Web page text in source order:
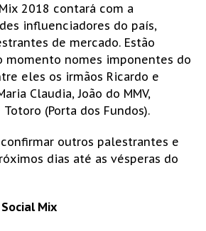
2018 contará com a
influenciadores do país,
de mercado. Estão
momento nomes imponentes do
eles os irmãos Ricardo e
Claudia, João do MMV,
Totoro (Porta dos Fundos).
outros palestrantes e
dias até as vésperas do
Mix